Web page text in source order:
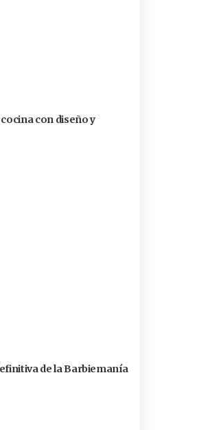
con diseño y
de la Barbiemanía